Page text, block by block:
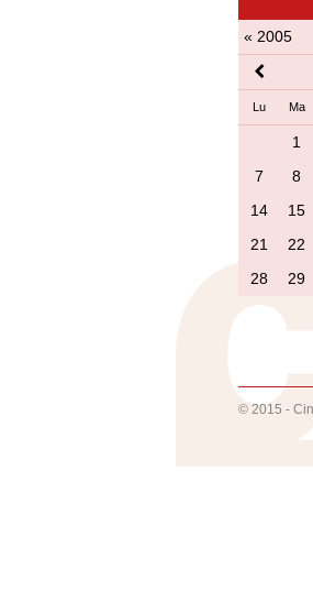
« 2005
Lu Ma
1
7
8
14
15
21
22
28
29
© 2015 -